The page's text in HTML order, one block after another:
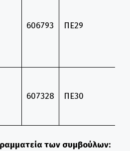
606793 ΠΕ29
607328 ΠΕ30
των συμβούλων: